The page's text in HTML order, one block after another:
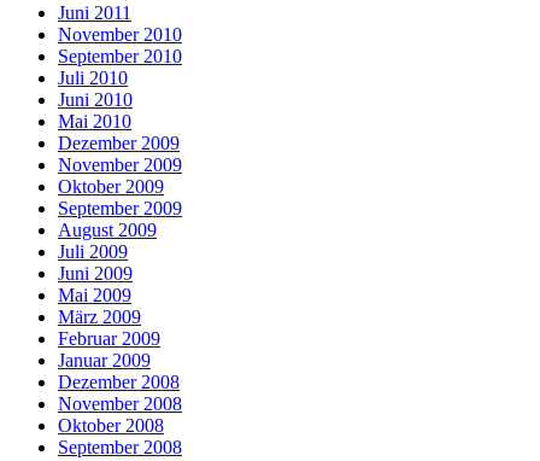
Juni 2011
November 2010
September 2010
Juli 2010
Juni 2010
Mai 2010
Dezember 2009
November 2009
Oktober 2009
September 2009
August 2009
Juli 2009
Juni 2009
Mai 2009
März 2009
Februar 2009
Januar 2009
Dezember 2008
November 2008
Oktober 2008
September 2008